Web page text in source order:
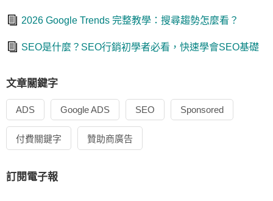
2026 Google Trends 完整教學：搜尋趨勢怎麼看？
SEO是什麼？SEO行銷初學者必看，快速學會SEO基礎
文章關鍵字
ADS Google ADS SEO Sponsored
付費關鍵字 贊助商廣告
訂閱電子報